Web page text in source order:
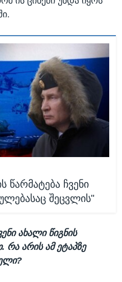
წარმატება ჩვენი
შეცვლის"
ახალი წიგნის
რა არის ამ ეტაპზე